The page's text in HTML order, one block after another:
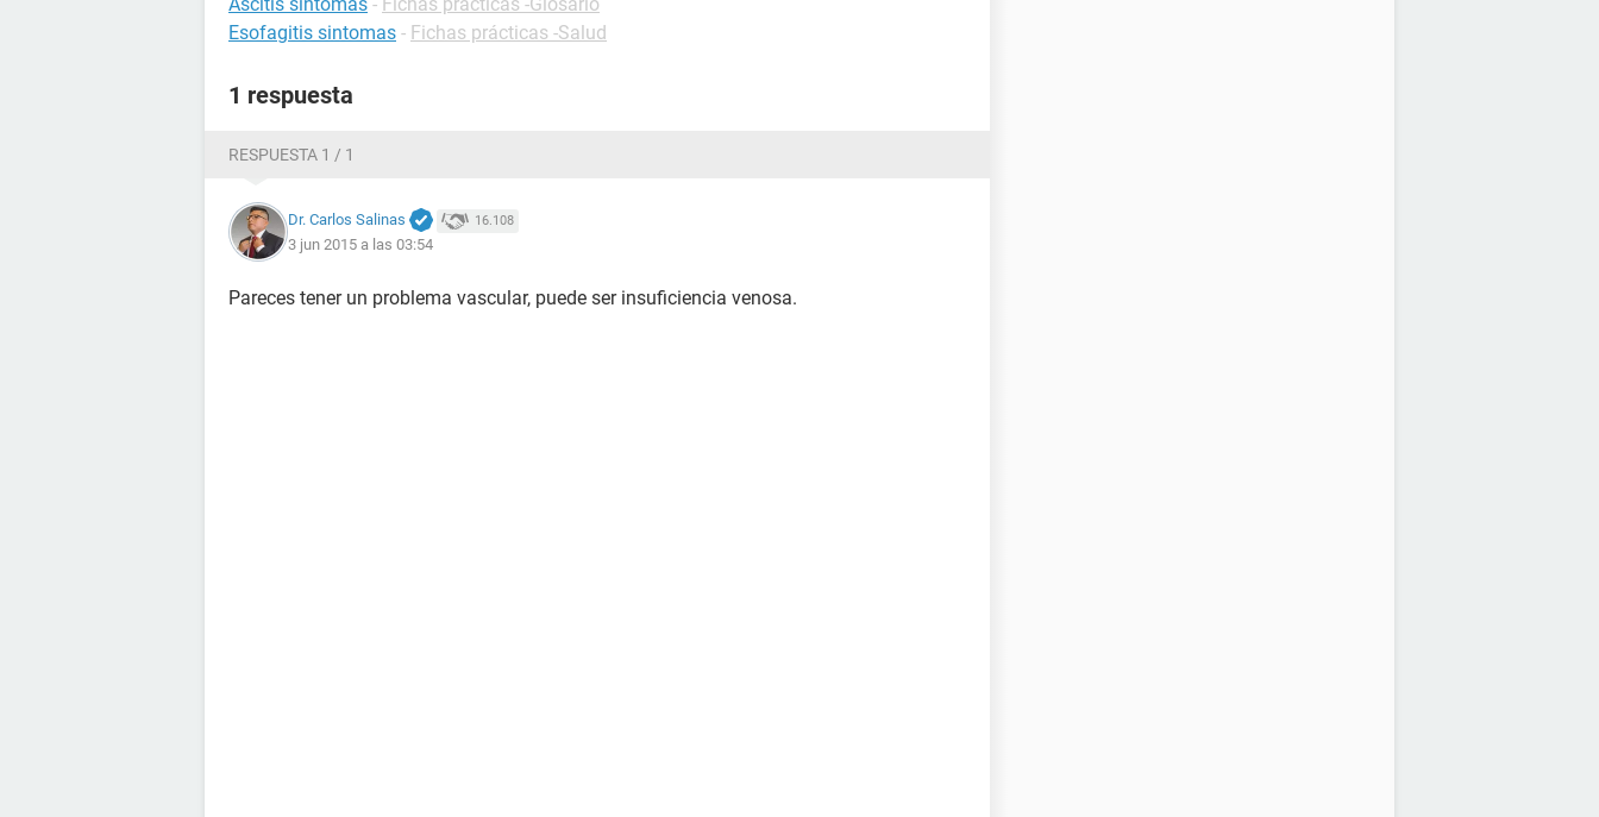
Esofagitis sintomas - Fichas prácticas -Salud
1 respuesta
RESPUESTA 1 / 1
Dr. Carlos Salinas 16.108
3 jun 2015 a las 03:54
Pareces tener un problema vascular, puede ser insuficiencia venosa.